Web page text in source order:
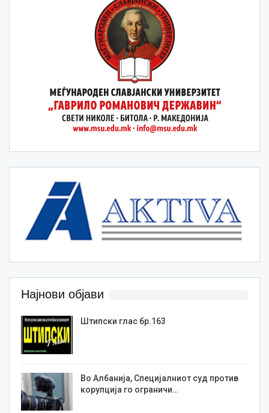
Најнови објави
Штипски глас бр.163
Во Албанија, Специјалниот суд против
корупција го ограничи…